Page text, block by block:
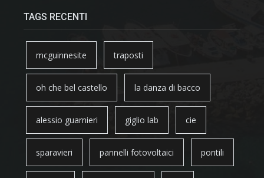
TAGS RECENTI
mcguinnesite traposti
oh che bel castello la danza di bacco
alessio guarnieri giglio lab cie
sparavieri pannelli fotovoltaici pontili